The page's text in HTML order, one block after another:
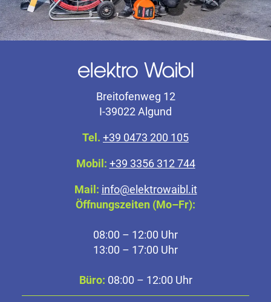
Breitofenweg 12
I-39022 Algund
Tel. +39 0473 200 105
Mobil: +39 3356 312 744
Mail: info@elektrowaibl.it
Öffnungszeiten (Mo–Fr):
08:00 – 12:00 Uhr
13:00 – 17:00 Uhr
Büro: 08:00 – 12:00 Uhr